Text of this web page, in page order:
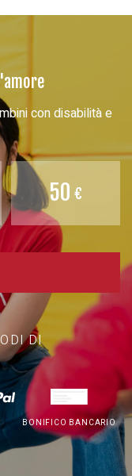
con disabilità e
50
DI
BONIFICO BANCARIO